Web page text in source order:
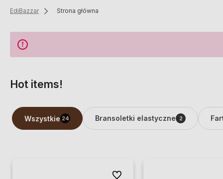
EdiBazzar Strona główna
Hot items!
Wszystkie 24 Bransoletki elastyczne 2
Do ulubionych